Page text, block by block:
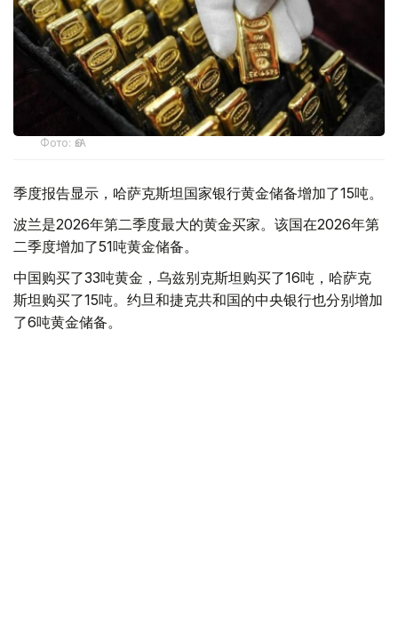
Фото: ӨзА
季度报告显示，哈萨克斯坦国家银行黄金储备增加了15吨。
波兰是2026年第二季度最大的黄金买家。该国在2026年第
二季度增加了51吨黄金储备。
中国购买了33吨黄金，乌兹别克斯坦购买了16吨，哈萨克
斯坦购买了15吨。约旦和捷克共和国的中央银行也分别增加
了6吨黄金储备。